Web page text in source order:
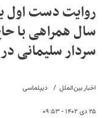
اخبار بین‌الملل دیپلماسی
۲۵ دی ۱۴۰۲ - ۰۹:۵۳
سال همراهی با
سردار سلیمانی